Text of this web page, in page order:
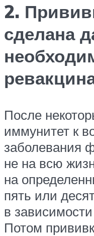
2.
сделана
После
иммунитет к
заболевания
не на всю
на
пять или
в
Потом